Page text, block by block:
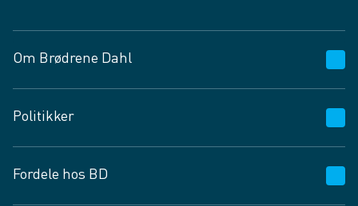
Om Brødrene Dahl
Vagttelefon 30 10 89 89
Spørgsmål og svar
Job og karriere
Politikker
Privatlivspolitik
Fordele hos BD